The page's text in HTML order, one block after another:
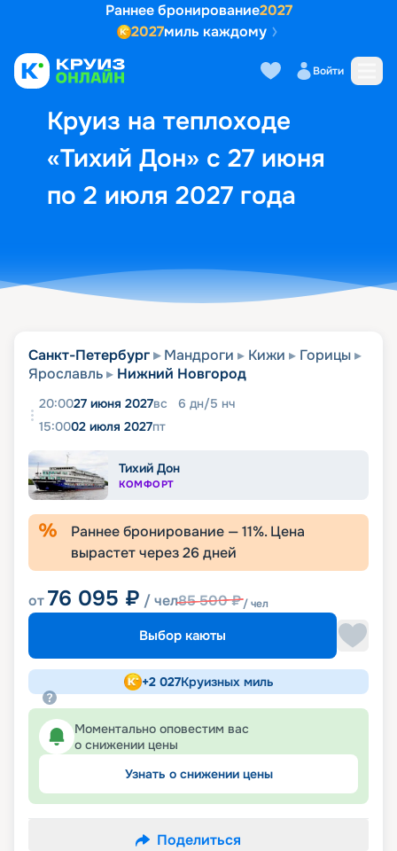
Раннее бронирование2027
2027миль каждому
Войти
Круиз на теплоходе
«Тихий Дон» с 27 июня
по 2 июля 2027 года
Выбор кают Маршрут и
Санкт-Петербург Мандроги Кижи
Горицы
Ярославль
Нижний Новгород
20:0027 июня 2027вс 6 дн/5 нч
15:0002 июля 2027пт
Тихий Дон
КОМФОРТ
Раннее бронирование —11%. Цена
вырастет через26дней
от76 095 ₽ / чел85 500₽/ чел
Выбор каюты
+2 027Круизных миль
Моментально оповестим вас
о снижении цены
Узнать о снижении цены
Поделиться